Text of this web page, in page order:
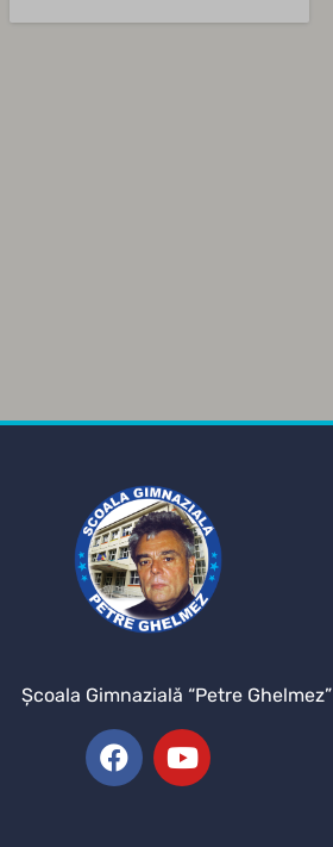
Şcoala Gimnazială “Petre Ghelmez”